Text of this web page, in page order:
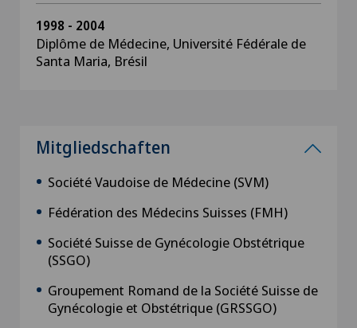
1998 - 2004
Diplôme de Médecine, Université Fédérale de
Santa Maria, Brésil
Mitgliedschaften
Société Vaudoise de Médecine (SVM)
Fédération des Médecins Suisses (FMH)
Société Suisse de Gynécologie Obstétrique
(SSGO)
Groupement Romand de la Société Suisse de
Gynécologie et Obstétrique (GRSSGO)